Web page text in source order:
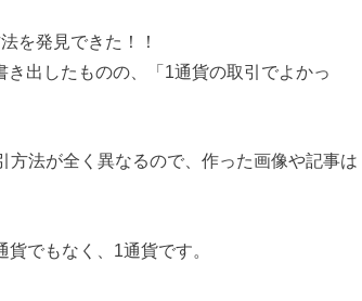
を発見できた！！
出したものの、「1通貨の取引でよかっ
法が全く異なるので、作った画像や記事は
でもなく、1通貨です。